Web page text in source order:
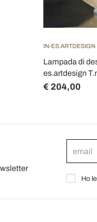
IN-ES.ARTDESIGN
Lampada di
es.artdesign
€ 204,00
Ho